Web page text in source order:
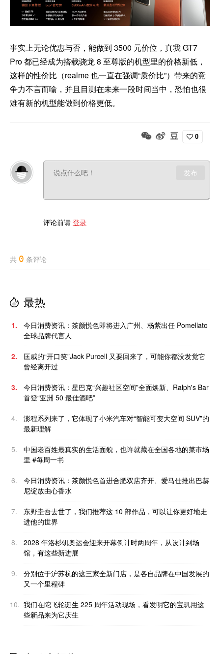
事实上无论优惠与否，能做到 3500 元价位，真我 GT7
Pro 都已经成为搭载骁龙 8 至尊版的机型里的价格新低，
这样的性价比（realme 也一直在强调“质价比”）带来的竞
争力不言而喻，并且目测在未来一段时间当中，恐怕也很
难有新的机型能做到价格更低。
0
发布
评论前请 登录
共 0 条评论
最热
1.
今日消费资讯：茶颜悦色即将进入广州、杨紫出任 Pomellato
全球品牌代言人
2.
匡威的“开口笑”Jack Purcell 又要回来了，可能你都没发觉它
曾经离开过
3.
今日消费资讯：星巴克“兴趣社区空间”全面焕新、Ralph's Bar
首登“亚洲 50 最佳酒吧”
4.
澎程系列来了，它体现了小米汽车对“智能可变大空间 SUV”的
最新理解
5.
中国老百姓最真实的生活面貌，也许就藏在全国各地的菜市场
里 #每周一书
6.
今日消费资讯：茶颜悦色首进合肥双店齐开、爱马仕推出巴赫
尼绽放由心香水
7.
东野圭吾去世了，我们推荐这 10 部作品，可以让你更好地走
进他的世界
8.
2028 年洛杉矶奥运会迎来开幕倒计时两周年，从设计到场
馆，有这些新进展
9.
分别位于沪苏杭的这三家全新门店，是各自品牌在中国发展的
又一个里程碑
10. 我们在陀飞轮诞生 225 周年活动现场，看发明它的宝玑用这
些新品来为它庆生